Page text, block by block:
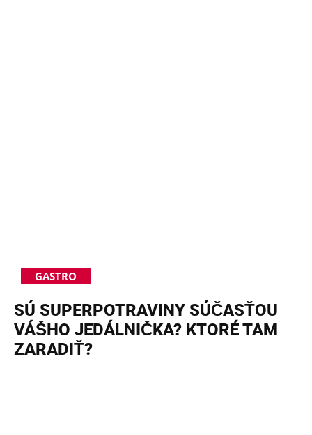
GASTRO
SÚ SUPERPOTRAVINY SÚČASŤOU
VÁŠHO JEDÁLNIČKA? KTORÉ TAM
ZARADIŤ?